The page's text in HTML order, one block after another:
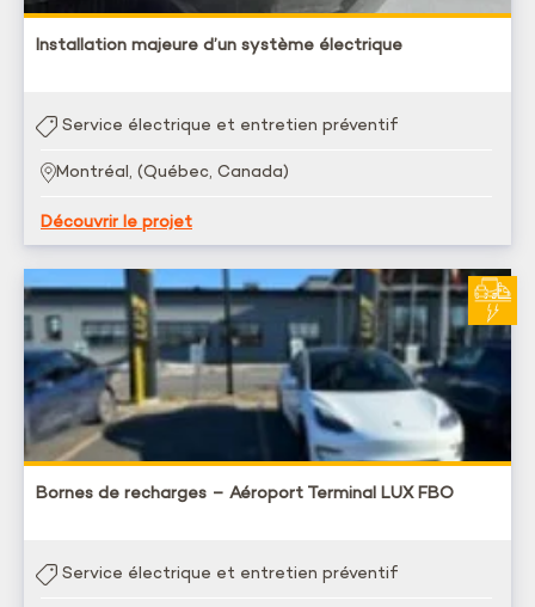
Installation majeure d’un système électrique
Service électrique et entretien préventif
Montréal, (Québec, Canada)
Découvrir le projet
Bornes de recharges – Aéroport Terminal LUX FBO
Service électrique et entretien préventif